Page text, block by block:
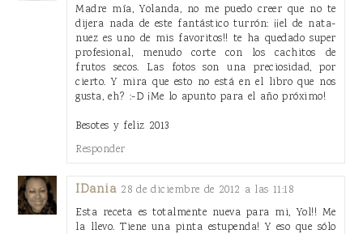
Madre mía, Yolanda, no me puedo creer que no te
dijera nada de este fantástico turrón: ¡¡el de nata-
nuez es uno de mis favoritos!! te ha quedado super
profesional, menudo corte con los cachitos de
frutos secos. Las fotos son una preciosidad, por
cierto. Y mira que esto no está en el libro que nos
gusta, eh? :-D ¡Me lo apunto para el año próximo!
Besotes y feliz 2013
Responder
IDania 28 de diciembre de 2012 a las 11:18
Esta receta es totalmente nueva para mi, Yol!! Me
la llevo. Tiene una pinta estupenda! Y eso que sólo